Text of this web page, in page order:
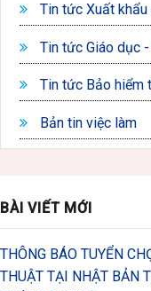
Tin tức Xuất
Tin tức Giáo dục
Tin tức Bảo hiểm
Bản tin việc làm
BÀI VIẾT MỚI
THÔNG BÁO TUYỂN
THUẬT TẠI NHẬT BẢN